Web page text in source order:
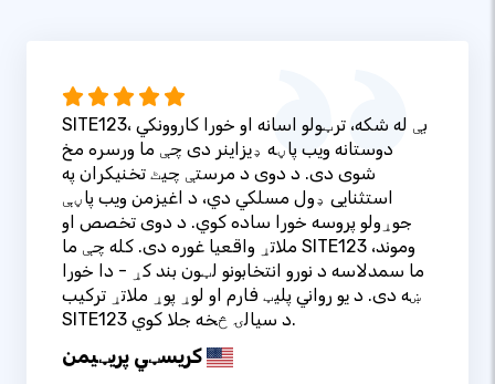
SITE123، بې له شکه، ترټولو اسانه او خورا کاروونکي
دوستانه ویب پاڼه ډیزاینر دی چې ما ورسره مخ
شوی دی. د دوی د مرستې چیٹ تخنیکران په
استثنایی ډول مسلکي دي، د اغیزمن ویب پاڼې
جوړولو پروسه خورا ساده کوي. د دوی تخصص او
ملاتړ واقعیا غوره دی. کله چې ما SITE123 وموند،
ما سمدلاسه د نورو انتخابونو لټون بند کړ - دا خورا
ښه دی. د یو رواني پلیټ فارم او لوړ پوړ ملاتړ ترکیب
SITE123 د سیالۍ څخه جلا کوي.
کریسټي پریټيمن